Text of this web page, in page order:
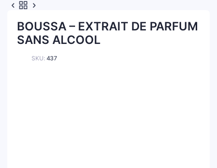
BOUSSA – EXTRAIT DE PARFUM
SANS ALCOOL
SKU: 437